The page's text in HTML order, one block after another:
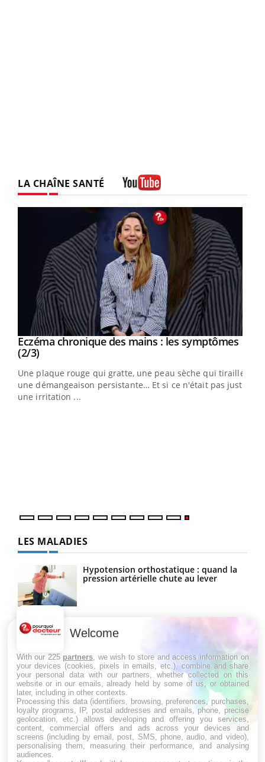
LA CHAÎNE SANTÉ
Youtube
Eczéma chronique des mains : les symptômes
(2/3)Youtube
Une plaque rouge qui gratte, une peau sèche qui tiraille,
une démangeaison persistante… Et si ce n'était pas juste
une irritation ...
LES MALADIES
Hypotension orthostatique : quand la
pression artérielle chute au lever
Drépanocytose : une déformation des
globules rouges aux conséquences
graves
Maladie de Charcot (Sclérose latérale
amyotrophique)
Welcome
With our 225 partners , we wish to store and access information on
your devices (cookies, pixels in emails, etc.), combine and share
your personal data with our partners, whether collected on this
website or in our emails, already held by some of us, or obtained
later, including in other contexts.
Processing this data (identifiers, browsing, preferences, purchases,
loyalty programs, IP, postal addresses and emails, phone, precise
geolocation, etc.) allows developing and offering you services,
content, commercial offers and ads across your devices and
screens (including by email, post, SMS, phone, audio, and video),
personalising them, measuring their performance, and analysing
audiences.